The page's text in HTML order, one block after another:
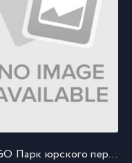
LEGO Парк юрского периода: Побег Индоминуса